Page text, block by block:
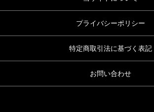
プライバシーポリシー
特定商取引法に基づく表記
お問い合わせ